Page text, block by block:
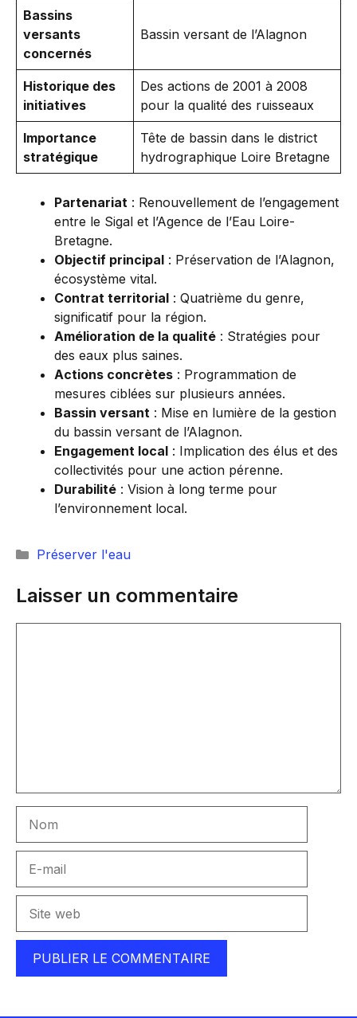
Bassins
versants
concernés
Bassin versant de l’Alagnon
Historique des
initiatives
Des actions de 2001 à 2008
pour la qualité des ruisseaux
Importance
stratégique
Tête de bassin dans le district
hydrographique Loire Bretagne
Partenariat : Renouvellement de l’engagement
entre le Sigal et l’Agence de l’Eau Loire-
Bretagne.
Objectif principal : Préservation de l’Alagnon,
écosystème vital.
Contrat territorial : Quatrième du genre,
significatif pour la région.
Amélioration de la qualité : Stratégies pour
des eaux plus saines.
Actions concrètes : Programmation de
mesures ciblées sur plusieurs années.
Bassin versant : Mise en lumière de la gestion
du bassin versant de l’Alagnon.
Engagement local : Implication des élus et des
collectivités pour une action pérenne.
Durabilité : Vision à long terme pour
l’environnement local.
Catégories
Préserver l'eau
Laisser un commentaire
mail
web